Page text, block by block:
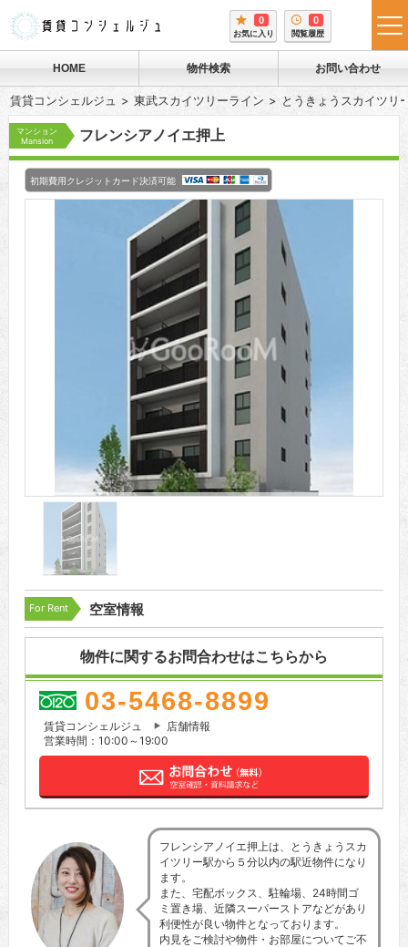
0
お気に入り
0
閲覧履歴
HOME 物件検索 お問い合わせ
賃貸コンシェルジュ 東武スカイツリーライン とうきょうスカイツリ
マンション
Mansion
フレンシアノイエ押上
初期費用クレジットカード決済可能
For Rent 空室情報
物件に関するお問合わせはこちらから
03-5468-8899
賃貸コンシェルジュ
店舗情報
営業時間：10:00～19:00
フレンシアノイエ押上は、とうきょうスカ
イツリー駅から５分以内の駅近物件になり
ます。
また、宅配ボックス、駐輪場、24時間ゴ
ミ置き場、近隣スーパーストアなどがあり
利便性が良い物件となっております。
内見をご検討や物件・お部屋についてご不